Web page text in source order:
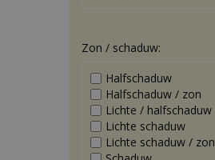
Zon / schaduw:
Halfschaduw
Halfschaduw / zon
Lichte / halfschaduw
Lichte schaduw
Lichte schaduw / zon